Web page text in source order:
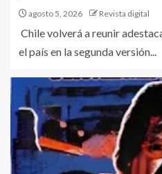
agosto 5, 2026 Revista digital
Chile volverá a reunir
el país en la segunda versión...